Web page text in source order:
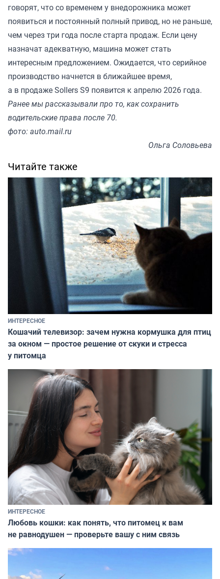
говорят, что со временем у внедорожника может
появиться и постоянный полный привод, но не раньше,
чем через три года после старта продаж. Если цену
назначат адекватную, машина может стать
интересным предложением. Ожидается, что серийное
производство начнется в ближайшее время,
а в продаже Sollers S9 появится к апрелю 2026 года.
Ранее мырассказывалипро то, как сохранить
водительские права после 70.
фото: auto.mail.ru
Ольга Соловьева
Читайте также
ИНТЕРЕСНОЕ
Кошачий телевизор: зачем нужна кормушка для птиц
за окном — простое решение от скуки и стресса
у питомца
ИНТЕРЕСНОЕ
Любовь кошки: как понять, что питомец к вам
не равнодушен — проверьте вашу с ним связь